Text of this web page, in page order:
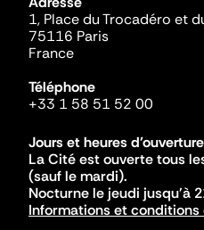
1, Place du Trocadéro et
75116 Paris
France
Téléphone
+33 1 58 51 52 00
Jours et heures d'ouverture
La Cité est ouverte tous
(sauf le mardi).
Nocturne le jeudi jusqu'à
Informations et